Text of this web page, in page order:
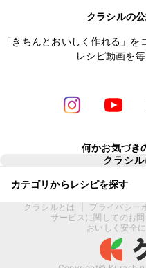
クラシルの
「きちんとおいしく作れる」
レシピ動画を
何かお気づき
クラシ
カテゴリからレシピを探す
クラシルとは プライバシー
サービスに関してのお
おいしく安全